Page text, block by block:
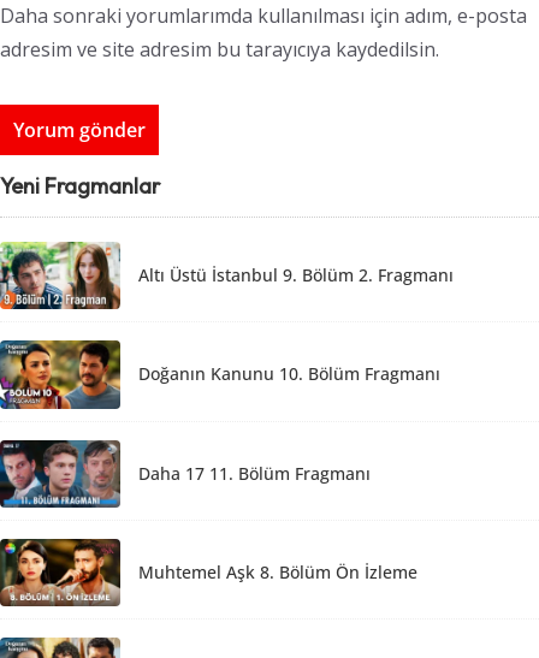
Daha sonraki yorumlarımda kullanılması için adım, e-posta
adresim ve site adresim bu tarayıcıya kaydedilsin.
Yeni Fragmanlar
Altı Üstü İstanbul 9. Bölüm 2. Fragmanı
Doğanın Kanunu 10. Bölüm Fragmanı
Daha 17 11. Bölüm Fragmanı
Muhtemel Aşk 8. Bölüm Ön İzleme